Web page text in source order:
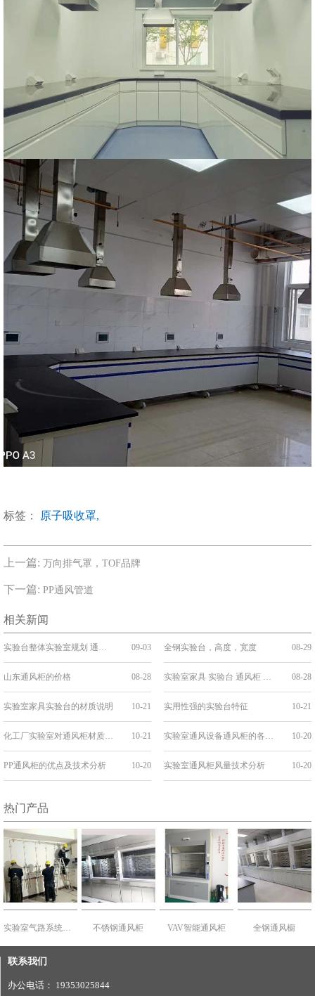
标签： 原子吸收罩,
上一篇: 万向排气罩，TOF品牌
下一篇: PP通风管道
相关新闻
09-03 全钢实验台，高度，宽度 08-29
山东通风柜的价格 08-28 08-28
实验室家具实验台的材质说明 10-21 实用性强的实验台特征 10-21
10-21 10-20
PP通风柜的优点及技术分析 10-20 实验室通风柜风量技术分析 10-20
热门产品
实验室气路系统建设 不锈钢通风柜 VAV智能通风柜 全钢通风橱
联系我们
办公电话： 19353025844